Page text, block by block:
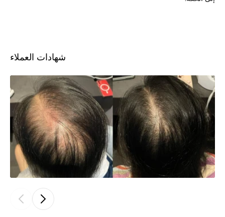
شهادات العملاء